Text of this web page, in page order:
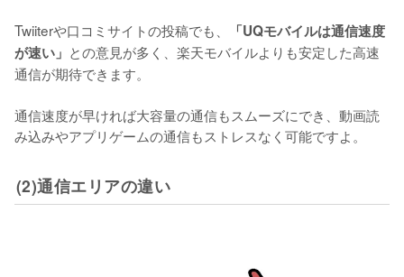
Twiiterや口コミサイトの投稿でも、
「UQモバイルは通信速度
が速い」 との意見が多く、楽天モバイルよりも安定した高速
通信が期待できます。
通信速度が早ければ大容量の通信もスムーズにでき、動画読
み込みやアプリゲームの通信もストレスなく可能ですよ。
(2)通信エリアの違い